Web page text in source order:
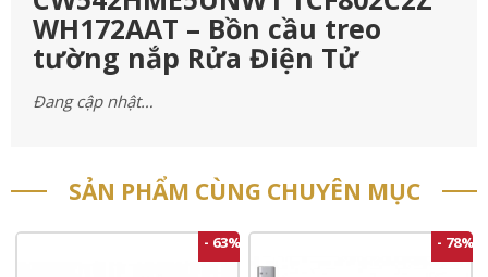
WH172AAT – Bồn cầu treo
tường nắp Rửa Điện Tử
Đang cập nhật…
SẢN PHẨM CÙNG CHUYÊN MỤC
- 63% - 78%